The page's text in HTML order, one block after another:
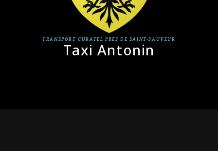
TRANSPORT CURATEL PRÈS DE SAINT-SAUVEUR
Taxi Antonin